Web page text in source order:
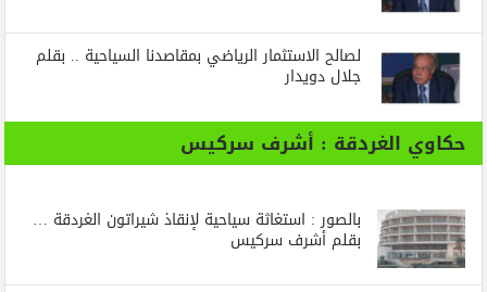
لصالح الاستثمار الرياضي بمقاصدنا السياحية .. بقلم
جلال دويدار
حكاوي الغردقة : أشرف سركيس
بالصور : استغاثة سياحية لإنقاذ شيراتون الغردقة …
بقلم أشرف سركيس